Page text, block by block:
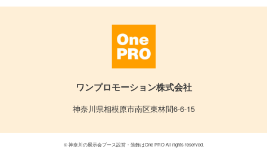
ワンプロモーション株式会社
神奈川県相模原市南区東林間6-6-15
© 神奈川の展示会ブース設営・装飾はOne PRO All rights reserved.